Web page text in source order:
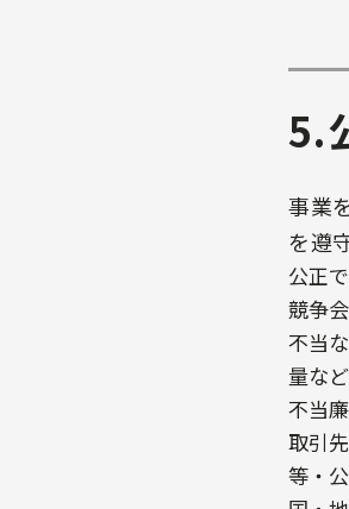
5.
事業
を遵
公正
競争
不当
量な
不当
取引
等・